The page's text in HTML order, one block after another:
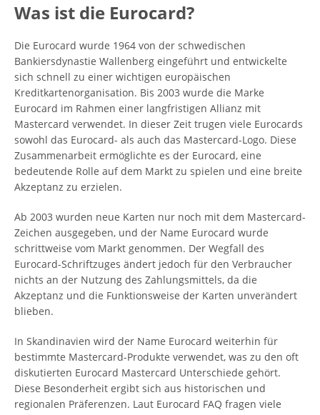
Was ist die Eurocard?
Die Eurocard wurde 1964 von der schwedischen
Bankiersdynastie Wallenberg eingeführt und entwickelte
sich schnell zu einer wichtigen europäischen
Kreditkartenorganisation. Bis 2003 wurde die Marke
Eurocard im Rahmen einer langfristigen Allianz mit
Mastercard verwendet. In dieser Zeit trugen viele Eurocards
sowohl das Eurocard- als auch das Mastercard-Logo. Diese
Zusammenarbeit ermöglichte es der Eurocard, eine
bedeutende Rolle auf dem Markt zu spielen und eine breite
Akzeptanz zu erzielen.
Ab 2003 wurden neue Karten nur noch mit dem Mastercard-
Zeichen ausgegeben, und der Name Eurocard wurde
schrittweise vom Markt genommen. Der Wegfall des
Eurocard-Schriftzuges ändert jedoch für den Verbraucher
nichts an der Nutzung des Zahlungsmittels, da die
Akzeptanz und die Funktionsweise der Karten unverändert
blieben.
In Skandinavien wird der Name Eurocard weiterhin für
bestimmte Mastercard-Produkte verwendet, was zu den oft
diskutierten Eurocard Mastercard Unterschiede gehört.
Diese Besonderheit ergibt sich aus historischen und
regionalen Präferenzen. Laut Eurocard FAQ fragen viele